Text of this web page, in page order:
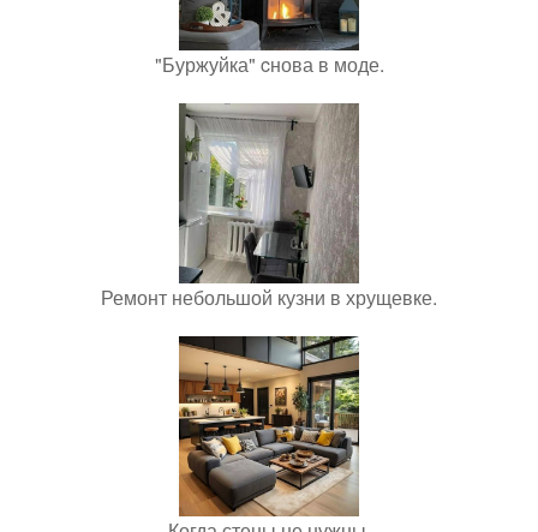
"Буржуйка" cнова в моде.
Ремонт небольшой кузни в хрущевке.